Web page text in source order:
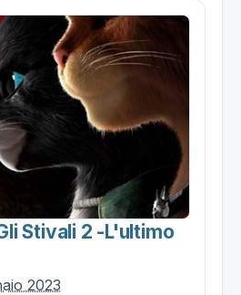
Stivali 2 -l'ultimo
2023